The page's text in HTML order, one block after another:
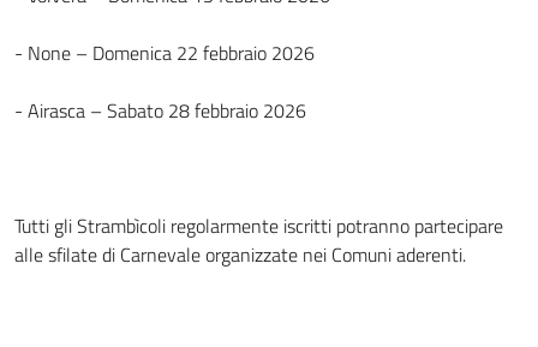
- None – Domenica 22 febbraio 2026
- Airasca – Sabato 28 febbraio 2026
Tutti gli Strambìcoli regolarmente iscritti potranno partecipare
alle sfilate di Carnevale organizzate nei Comuni aderenti.